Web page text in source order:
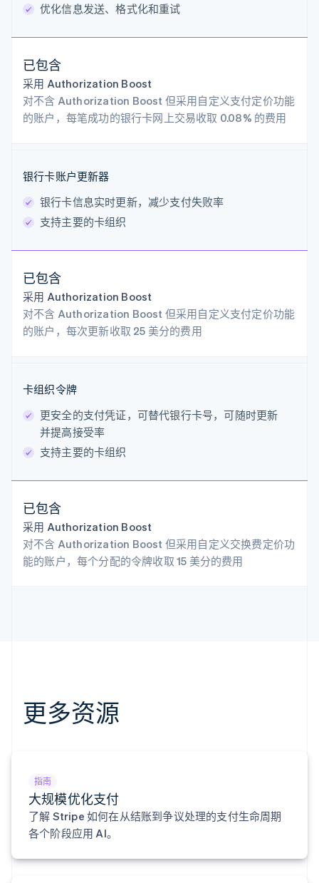
优化信息发送、格式化和重试
已包含
采用 Authorization Boost
对不含 Authorization Boost 但采用自定义支付定价功能
的账户，每笔成功的银行卡网上交易收取 0.08% 的费用
银行卡账户更新器
银行卡信息实时更新，减少支付失败率
支持主要的卡组织
已包含
采用 Authorization Boost
对不含 Authorization Boost 但采用自定义支付定价功能
的账户，每次更新收取 25 美分的费用
卡组织令牌
更安全的支付凭证，可替代银行卡号，可随时更新
并提高接受率
支持主要的卡组织
已包含
采用 Authorization Boost
对不含 Authorization Boost 但采用自定义交换费定价功
能的账户，每个分配的令牌收取 15 美分的费用
更多资源
指南
大规模优化支付
了解 Stripe 如何在从结账到争议处理的支付生命周期
各个阶段应用 AI。
English
English
爱沙尼亚
English
奥地利
English
巴西
PortuguêsEnglish
保加利亚
English
FrançaisEnglish
芬兰
加拿大
EnglishFrançais
捷克
English
克罗地亚
拉脱维亚